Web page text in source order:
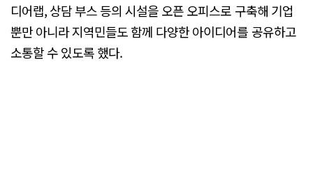
디어랩, 상담 부스 등의 시설을 오픈 오피스로 구축해 기업
뿐만 아니라 지역민들도 함께 다양한 아이디어를 공유하고
소통할 수 있도록 했다.